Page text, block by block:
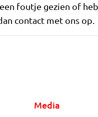
foutje gezien of
contact met ons op.
Media